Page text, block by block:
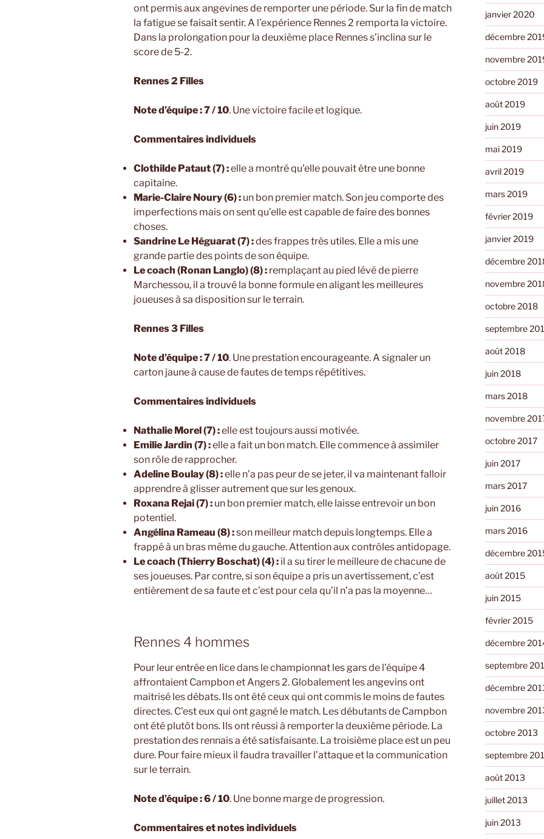
ont permis aux angevines de remporter une période. Sur la fin de match
la fatigue se faisait sentir. A l’expérience Rennes 2 remporta la victoire.
Dans la prolongation pour la deuxième place Rennes s’inclina sur le
score de 5-2.
Rennes 2 Filles
Note d’équipe : 7 / 10. Une victoire facile et logique.
Commentaires individuels
Clothilde Pataut (7) :elle a montré qu’elle pouvait être une bonne
capitaine.
Marie-Claire Noury (6) : un bon premier match. Son jeu comporte des
imperfections mais on sent qu’elle est capable de faire des bonnes
choses.
Sandrine Le Héguarat (7) :des frappes très utiles. Elle a mis une
grande partie des points de son équipe.
Le coach (Ronan Langlo) (8) : remplaçant au pied lévé de pierre
Marchessou, il a trouvé la bonne formule en aligant les meilleures
joueuses à sa disposition sur le terrain.
Rennes 3 Filles
Note d’équipe : 7 / 10. Une prestation encourageante. A signaler un
carton jaune à cause de fautes de temps répétitives.
Commentaires individuels
Nathalie Morel (7) :elle est toujours aussi motivée.
Emilie Jardin (7) :elle a fait un bon match. Elle commence à assimiler
son rôle de rapprocher.
Adeline Boulay (8) :elle n’a pas peur de se jeter, il va maintenant falloir
apprendre à glisser autrement que sur les genoux.
Roxana Rejai (7) : un bon premier match, elle laisse entrevoir un bon
potentiel.
Angélina Rameau (8) :son meilleur match depuis longtemps. Elle a
frappé à un bras même du gauche. Attention aux contrôles antidopage.
Le coach (Thierry Boschat) (4) : il a su tirer le meilleure de chacune de
ses joueuses. Par contre, si son équipe a pris un avertissement, c’est
entièrement de sa faute et c’est pour cela qu’il n’a pas la moyenne…
Rennes 4 hommes
Pour leur entrée en lice dans le championnat les gars de l’équipe 4
affrontaient Campbon et Angers 2. Globalement les angevins ont
maitrisé les débats. Ils ont été ceux qui ont commis le moins de fautes
directes. C’est eux qui ont gagné le match. Les débutants de Campbon
ont été plutôt bons. Ils ont réussi à remporter la deuxième période. La
prestation des rennais a été satisfaisante. La troisième place est un peu
dure. Pour faire mieux il faudra travailler l’attaque et la communication
sur le terrain.
Note d’équipe : 6 / 10. Une bonne marge de progression.
Commentaires et notes individuels
janvier 2020
décembre
novembre
octobre 2019
août 2019
juin 2019
mai 2019
avril 2019
mars 2019
février 2019
janvier 2019
décembre
novembre
octobre 2018
septembre
août 2018
juin 2018
mars 2018
novembre
octobre 2017
juin 2017
mars 2017
juin 2016
mars 2016
décembre
août 2015
juin 2015
février 2015
décembre
septembre
décembre
novembre
octobre 2013
septembre
août 2013
juillet 2013
juin 2013